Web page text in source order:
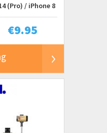
(Pro) / iPhone 8
XS (Max)/
/ iPhone 12
€9.95